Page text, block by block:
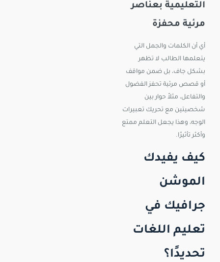
التعليمية بعناصر
مرئية محفزة
أي أن الكلمات والجمل التي
يتعلمها الطالب لا تظهر
بشكل جاف، بل ضمن مواقف
أو قصص مرئية تحفز الفضول
والتفاعل، مثلاً حوار بين
شخصيتين مع تحريك تعبيرات
الوجه، وهذا يجعل التعلم ممتع
وأكثر تأثيرًا.
كيف يفيدك
الموشن
جرافيك في
تعليم اللغات
تحديدًا؟